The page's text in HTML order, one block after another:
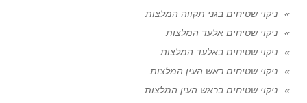
ניקוי שטיחים בגני תקווה המלצות
ניקוי שטיחים אלעד המלצות
ניקוי שטיחים באלעד המלצות
ניקוי שטיחים ראש העין המלצות
ניקוי שטיחים בראש העין המלצות